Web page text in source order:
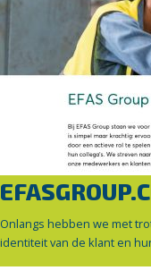
Onlangs hebben we met
identiteit van de klant en